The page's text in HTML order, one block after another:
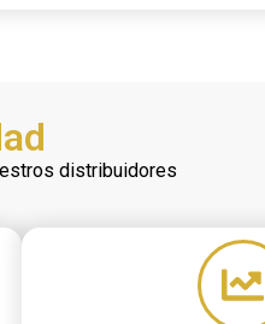
distribuidores